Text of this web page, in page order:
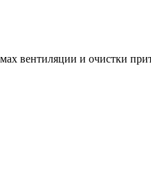
вентиляции и очистки